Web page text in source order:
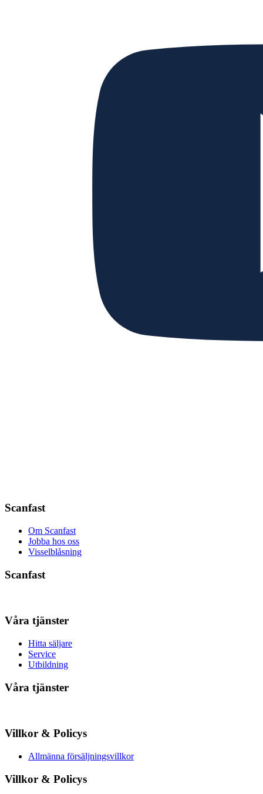
Scanfast
Om Scanfast
Jobba hos oss
Visselblåsning
Scanfast
Våra tjänster
Hitta säljare
Service
Utbildning
Våra tjänster
Villkor & Policys
Allmänna försäljningsvillkor
Villkor & Policys